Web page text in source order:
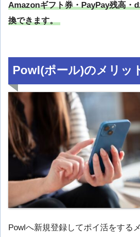
Amazonギフト券・PayPay残高・
換できます。
Powl(ポール)のメリッ
Powlへ新規登録してポイ活をする